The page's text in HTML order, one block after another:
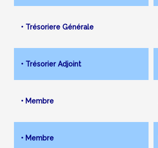
• Trésoriere Générale
• Trésorier Adjoint
• Membre
• Membre